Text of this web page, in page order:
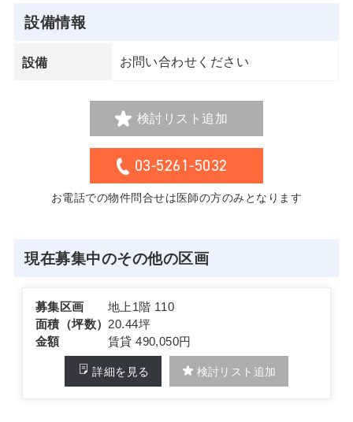
設備情報
設備 お問い合わせください
検討リスト追加
03-5261-5032
お電話での物件問合せは医師の方のみとなります
現在募集中のその他の区画
募集区画
地上1階 110
面積（坪数） 20.44坪
金額
賃貸 490,050円
詳細を見る 検討リスト追加